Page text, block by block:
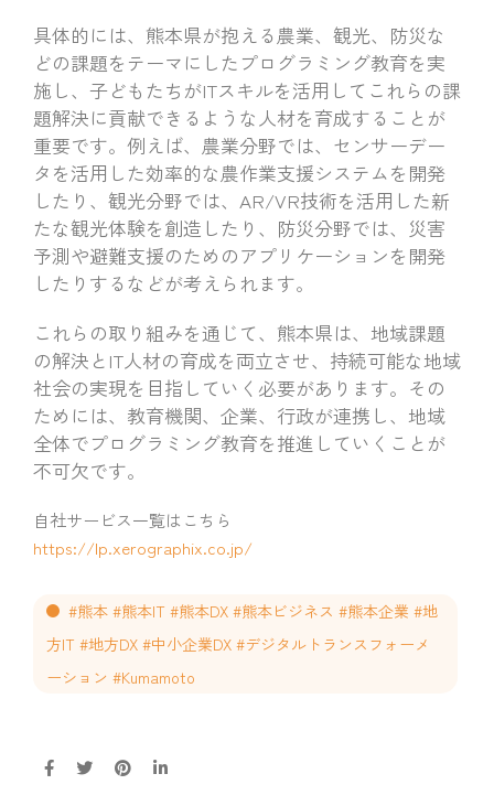
具体的には、熊本県が抱える農業、観光、防災な
どの課題をテーマにしたプログラミング教育を実
施し、子どもたちがITスキルを活用してこれらの課
題解決に貢献できるような人材を育成することが
重要です。例えば、農業分野では、センサーデー
タを活用した効率的な農作業支援システムを開発
したり、観光分野では、AR/VR技術を活用した新
たな観光体験を創造したり、防災分野では、災害
予測や避難支援のためのアプリケーションを開発
したりするなどが考えられます。
これらの取り組みを通じて、熊本県は、地域課題
の解決とIT人材の育成を両立させ、持続可能な地域
社会の実現を目指していく必要があります。その
ためには、教育機関、企業、行政が連携し、地域
全体でプログラミング教育を推進していくことが
不可欠です。
自社サービス一覧はこちら
https://lp.xerographix.co.jp/
#熊本 #熊本IT #熊本DX #熊本ビジネス #熊本企業 #地
方IT #地方DX #中小企業DX #デジタルトランスフォーメ
ーション #Kumamoto